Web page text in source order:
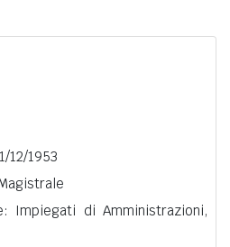
12/1953
Impiegati di Amministrazioni,